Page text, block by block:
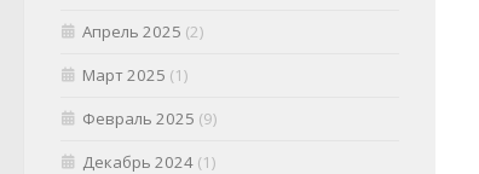
Апрель 2025 (2)
Март 2025 (1)
Февраль 2025 (9)
Декабрь 2024 (1)